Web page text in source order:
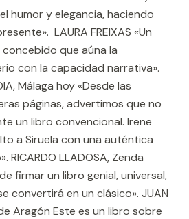
humor y elegancia, haciendo
LAURA FREIXAS «Un
que aúna la
con la capacidad narrativa».
Málaga hoy «Desde las
páginas, advertimos que no
un libro convencional. Irene
a Siruela con una auténtica
LLADOSA, Zenda
firmar un libro genial, universal,
convertirá en un clásico». JUAN
Aragón Este es un libro sobre